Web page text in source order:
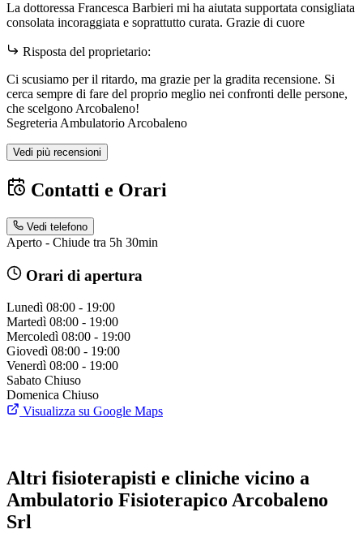
La dottoressa Francesca Barbieri mi ha aiutata supportata consigliata
consolata incoraggiata e soprattutto curata. Grazie di cuore
Risposta del proprietario:
Ci scusiamo per il ritardo, ma grazie per la gradita recensione. Si
cerca sempre di fare del proprio meglio nei confronti delle persone,
che scelgono Arcobaleno!
Segreteria Ambulatorio Arcobaleno
Vedi più recensioni
Contatti e Orari
Vedi telefono
Aperto - Chiude tra 5h 30min
Orari di apertura
Lunedì 08:00 - 19:00
Martedì 08:00 - 19:00
Mercoledì 08:00 - 19:00
Giovedì 08:00 - 19:00
Venerdì 08:00 - 19:00
Sabato Chiuso
Domenica Chiuso
Visualizza su Google Maps
Altri fisioterapisti e cliniche vicino a
Ambulatorio Fisioterapico Arcobaleno
Srl